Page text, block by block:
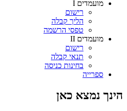
מועמדים I
רישום
הליך קבלה
טפסי הרשמה
מועמדים II
רישום
תנאי קבלה
בחינות כניסה
ספרייה
הינך נמצא כאן